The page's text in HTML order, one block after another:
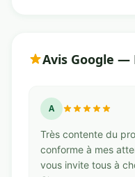
Avis Google
A
Très contente du
conforme à mes
vous invite tous à